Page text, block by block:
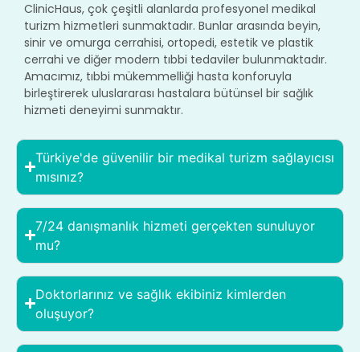
ClinicHaus, çok çeşitli alanlarda profesyonel medikal
turizm hizmetleri sunmaktadır. Bunlar arasında beyin,
sinir ve omurga cerrahisi, ortopedi, estetik ve plastik
cerrahi ve diğer modern tıbbi tedaviler bulunmaktadır.
Amacımız, tıbbi mükemmelliği hasta konforuyla
birleştirerek uluslararası hastalara bütünsel bir sağlık
hizmeti deneyimi sunmaktır.
Türkiye'de güvenilir bir medikal turizm sağlayıcısı
mısınız?
7/24 danışmanlık hizmeti gerçekten sunuluyor
mu?
Doktorlarınız ve sağlık ekibiniz kimlerden
oluşuyor?